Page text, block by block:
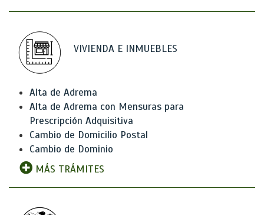
VIVIENDA E INMUEBLES
Alta de Adrema
Alta de Adrema con Mensuras para
Prescripción Adquisitiva
Cambio de Domicilio Postal
Cambio de Dominio
MÁS TRÁMITES